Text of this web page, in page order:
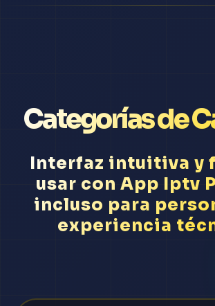
Categorías de
Interfaz intuitiva y
usar con App Iptv
incluso para
experiencia